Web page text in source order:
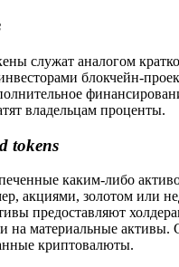
служат аналогом
блокчейн-
владельцам проценты.
tokens
каким-либо
акциями, золотом или
предоставляют
на материальные
криптовалюты.